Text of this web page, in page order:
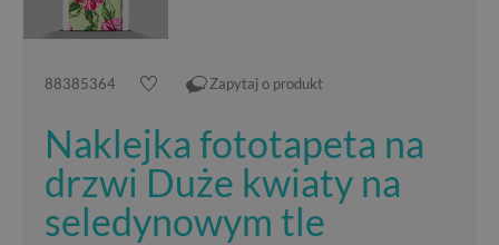
88385364 Zapytaj o produkt
Naklejka fototapeta na
drzwi Duże kwiaty na
seledynowym tle